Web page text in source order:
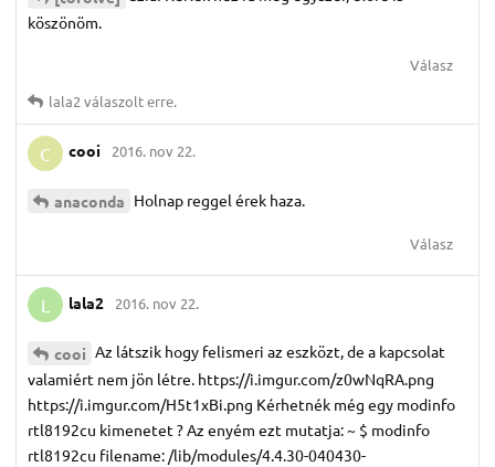
köszönöm.
Válasz
lala2 válaszolt erre.
C cooi 2016. nov 22.
anaconda Holnap reggel érek haza.
Válasz
L lala2 2016. nov 22.
cooi Az látszik hogy felismeri az eszközt, de a kapcsolat
valamiért nem jön létre. https://i.imgur.com/z0wNqRA.png
https://i.imgur.com/H5t1xBi.png Kérhetnék még egy modinfo
rtl8192cu kimenetet ? Az enyém ezt mutatja: ~ $ modinfo
rtl8192cu filename: /lib/modules/4.4.30-040430-